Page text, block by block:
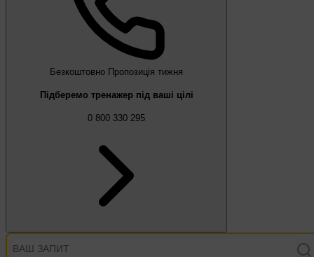
Безкоштовно Пропозиція тижня
Підберемо тренажер під ваші цілі
0 800 330 295